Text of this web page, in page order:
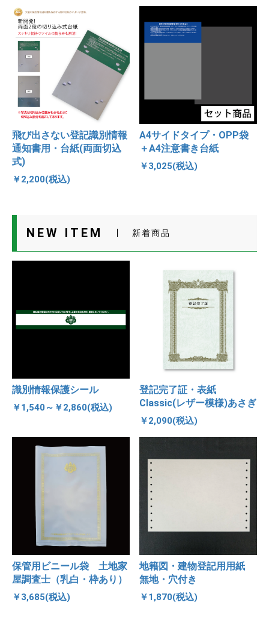
飛び出さない登記識別情報
通知書用・台紙(両面切込
式)
￥2,200(税込)
A4サイドタイプ・OPP袋
＋A4注意書き台紙
￥3,025(税込)
NEW ITEM 新着商品
識別情報保護シール
￥1,540～￥2,860(税込)
登記完了証・表紙
Classic(レザー模様)あさぎ
￥2,090(税込)
保管用ビニール袋 土地家
屋調査士（乳白・枠あり）
￥3,685(税込)
地籍図・建物登記用用紙
無地・穴付き
￥1,870(税込)